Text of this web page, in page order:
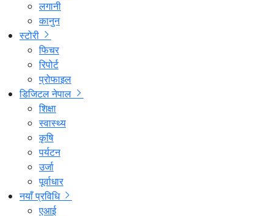
लगानी
कानुन
स्टोरी
फिचर
रिपोर्ट
प्रोफाइल
डिजिटल नेपाल
शिक्षा
स्वास्थ्य
कृषि
पर्यटन
उर्जा
पूर्वाधार
नयाँ प्रविधि
एआई